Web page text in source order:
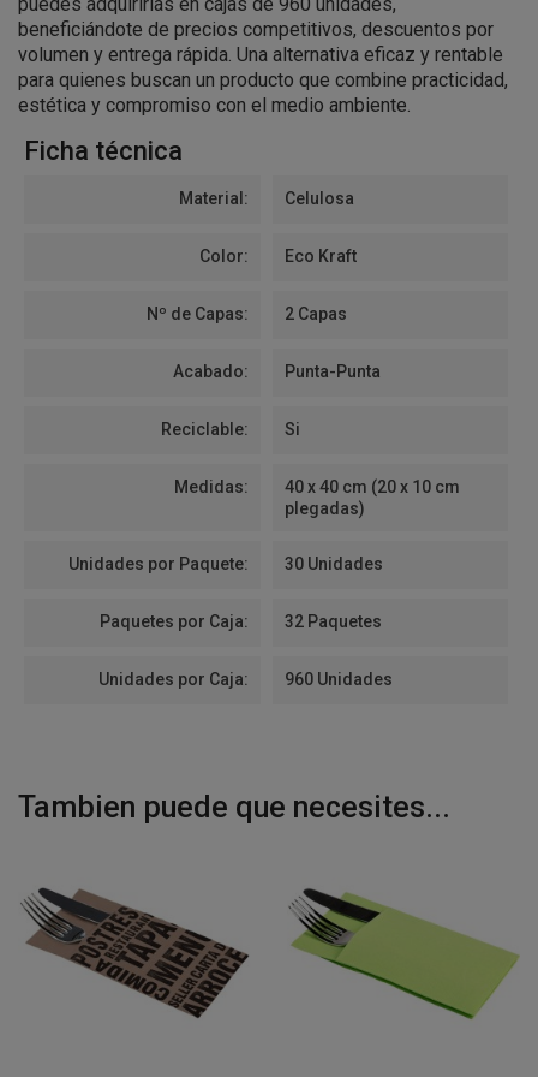
beneficiándote de precios competitivos, descuentos por
volumen y entrega rápida. Una alternativa eficaz y rentable
para quienes buscan un producto que combine practicidad,
estética y compromiso con el medio ambiente.
Ficha técnica
Material: Celulosa
Color: Eco Kraft
Nº de Capas: 2 Capas
Acabado: Punta-Punta
Reciclable: Si
Medidas:
40 x 40 cm (20 x 10 cm
plegadas)
Unidades por Paquete: 30 Unidades
Paquetes por Caja: 32 Paquetes
Unidades por Caja: 960 Unidades
Tambien puede que necesites...